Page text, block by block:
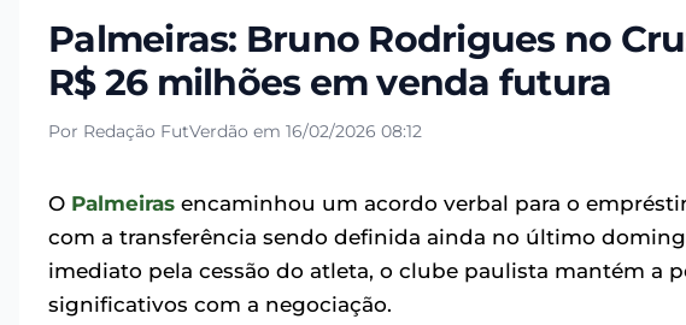
Palmeiras: Bruno Rodrigues no
R$ 26 milhões em venda futura
Por Redação FutVerdão em 16/02/2026 08:12
O Palmeiras encaminhou um acordo verbal para o
com a transferência sendo definida ainda no último
imediato pela cessão do atleta, o clube paulista mantém a
significativos com a negociação.